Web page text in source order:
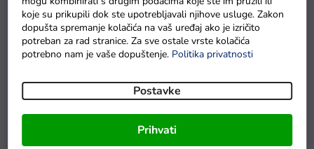
koje su prikupili dok ste upotrebljavali njihove usluge. Zakon
dopušta spremanje kolačića na vaš uređaj ako je izričito
potreban za rad stranice. Za sve ostale vrste kolačića
potrebno nam je vaše dopuštenje. Politika privatnosti
Postavke
Prihvati